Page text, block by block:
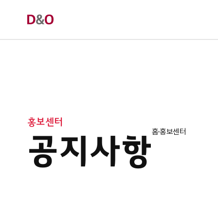
홍보센터
공지사항
홈홍보센터